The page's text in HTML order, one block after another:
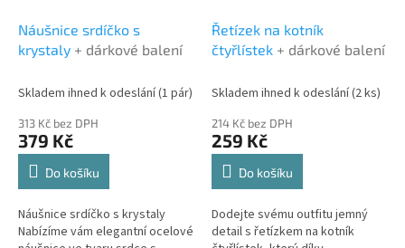
Náušnice srdíčko s
krystaly + dárkové balení
Skladem ihned k odeslání(1 pár)
313 Kč bez DPH
379 Kč
Do košíku
Náušnice srdíčko s krystaly
Nabízíme vám elegantní ocelové
Řetízek na kotník
čtyřlístek + dárkové balení
Skladem ihned k odeslání(2 ks)
214 Kč bez DPH
259 Kč
Do košíku
Dodejte svému outfitu jemný
detail s řetízkem na kotník